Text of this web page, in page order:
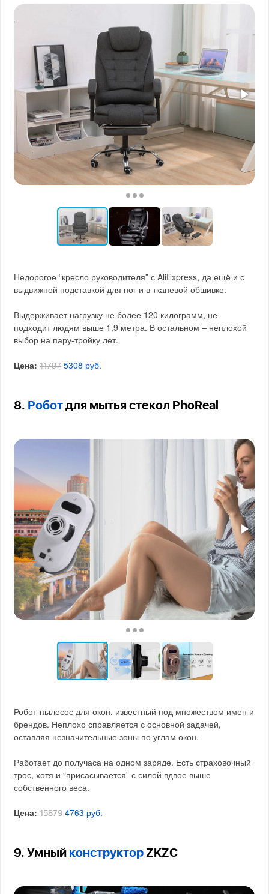
Недорогое “кресло руководителя” с AliExpress, да ещё и с
выдвижной подставкой для ног и в тканевой обшивке.
Выдерживает нагрузку не более 120 килограмм, не
подходит людям выше 1,9 метра. В остальном – неплохой
выбор на пару-тройку лет.
Цена: 11797 5308 руб.
8. Робот для мытья стекол PhoReal
Робот-пылесос для окон, известный под множеством имен и
брендов. Неплохо справляется с основной задачей,
оставляя незначительные зоны по углам окон.
Работает до получаса на одном заряде. Есть страховочный
трос, хотя и “присасывается” с силой вдвое выше
собственного веса.
Цена: 15879 4763 руб.
9. Умный конструктор ZKZC